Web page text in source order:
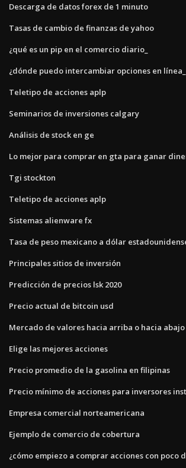
Descarga de datos forex de 1 minuto
Tasas de cambio de finanzas de yahoo
¿qué es un pip en el comercio diario_
¿dónde puedo intercambiar opciones en línea_
Teletipo de acciones aplp
Seminarios de inversiones calgary
Análisis de stock en ge
Lo mejor para comprar en gta para ganar
Tgi stockton
Teletipo de acciones aplp
Sistemas alienware fx
Tasa de peso mexicano a dólar
Principales sitios de inversión
Predicción de precios lsk 2020
Precio actual de bitcoin usd
Mercado de valores hacia arriba o hacia abajo
Elige las mejores acciones
Precio promedio de la gasolina en filipinas
Precio mínimo de acciones para inversores
Empresa comercial norteamericana
Ejemplo de comercio de cobertura
¿cómo empiezo a comprar acciones con poco